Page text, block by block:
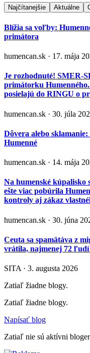
Najčítanejšie Aktuálne
Blížia sa voľby:
primátora
humencan.sk · 17. mája
Je rozhodnuté! SMER-
primátorku
posielajú do RINGU o
humencan.sk · 30. júla
Dôvera alebo
Humenné
humencan.sk · 14. mája
Na humenské kúpalisko
ešte viac pobúrila
kontroly aj zákaz
humencan.sk · 30. júna
Ceuta sa spamätáva z
vrátila, najmenej 72 ľudí
SITA · 3. augusta 2026
Zatiaľ žiadne blogy.
Zatiaľ žiadne blogy.
Napísať blog
Zatiaľ nie sú aktívni